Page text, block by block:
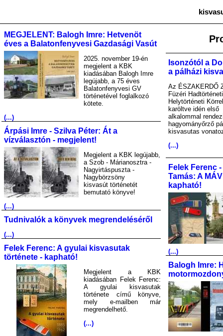
MEGJELENT: Balogh Imre: Hetvenöt
éves a Balatonfenyvesi Gazdasági Vasút
2025. november 19-én
megjelent a KBK
kiadásában Balogh Imre
legújabb, a 75 éves
Balatonfenyvesi GV
történetével foglalkozó
kötete.
(...)
Árpási Imre - Szilva Péter: Át a
vízválasztón - megjelent!
Megjelent a KBK legújabb,
a Szob - Márianosztra -
Nagyirtáspuszta -
Nagybörzsöny
kisvasút történetét
bemutató könyve!
(...)
Tudnivalók a könyvek megrendeléséről
(...)
Felek Ferenc: A gyulai kisvasutak
története - kapható!
Megjelent a KBK
kiadásában Felek Ferenc:
A gyulai kisvasutak
története című könyve,
mely e-mailben már
megrendelhető.
(...)
Isonzótól a
a pálházi
Az ÉSZAKERDŐ
Füzéri
Helytörténeti Körrel
karöltve idén első
alkalommal
hagyományőrző
kisvasutas
(...)
Felek Ferenc
Tamás: A
kapható!
(...)
Balogh Imre: